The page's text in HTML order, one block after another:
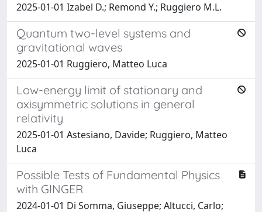
2025-01-01 Izabel D.; Remond Y.; Ruggiero M.L.
Quantum two-level systems and
gravitational waves
2025-01-01 Ruggiero, Matteo Luca
Low-energy limit of stationary and
axisymmetric solutions in general
relativity
2025-01-01 Astesiano, Davide; Ruggiero, Matteo
Luca
Possible Tests of Fundamental Physics
with GINGER
2024-01-01 Di Somma, Giuseppe; Altucci, Carlo;